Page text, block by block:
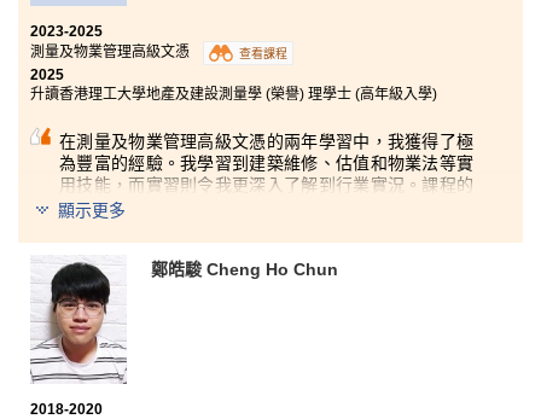
擁有豐富的經驗，十分樂意分享其工作資訊和實戰經
驗。課程充分照顧了希望投身相關工作和持續進修的同
學的需要，因此我十分推薦有興趣的同學報讀，向專業
邁進一大步。
2023-2025
測量及物業管理高級文憑
查看課程
2025
升讀香港理工大學地產及建設測量學 (榮譽) 理學士 (高年級入學)
在測量及物業管理高級文憑的兩年學習中，我獲得了極
為豐富的經驗。我學習到建築維修、估值和物業法等實
用技能，而實習則令我更深入了解到行業實況。課程的
教學與大學模式相近，例如會有研究方面的專題研習和
讀香港理工大學做好充分準備。
各位同學，不要讓挫折定義你。只要你願意努力，並有
堅定的意志，高級文憑的學習絕對可以成為通往大學之
路的踏腳石。在此衷心感謝講師們的指導和同學們的支
持。這段學術旅程讓我明白，只要堅持不懈，定能開拓
無限可能。
顯示更多
鄭皓駿 Cheng Ho Chun
2018-2020